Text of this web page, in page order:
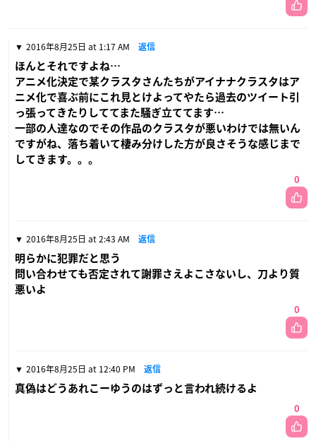
2016年8月25日 at 1:17 AM 返信
ほんとそれですよね…
アニメ化決定で某クラスタさんたちがアイナナクラスタはア
ニメ化で喜ぶ前にこれ見とけよってやたら過去のツイート引
っ張ってきたりしててまた騒ぎ立ててます…
一部の人達なのでその作品のクラスタが悪いわけでは無いん
ですがね、落ち着いて棲み分けした方が良さそうな感じまで
してきます。。。
0
2016年8月25日 at 2:43 AM 返信
明らかに犯罪だと思う
問い合わせても否定されて謝罪さえよこさないし、刀より質
悪いよ
0
2016年8月25日 at 12:40 PM 返信
真偽はどうあれこーゆうのはずっと言われ続けるよ
0